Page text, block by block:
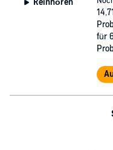
Reinhören
für